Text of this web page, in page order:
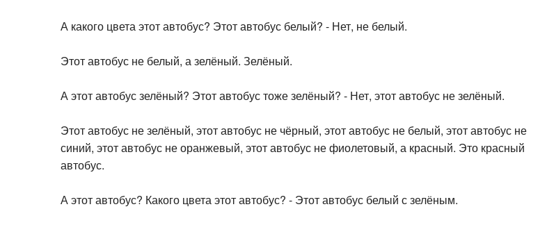
А какого цвета этот автобус? Этот автобус белый? - Нет, не белый.
Этот автобус не белый, а зелёный. Зелёный.
А этот автобус зелёный? Этот автобус тоже зелёный? - Нет, этот автобус не зелёный.
Этот автобус не зелёный, этот автобус не чёрный, этот автобус не белый, этот автобус не
синий, этот автобус не оранжевый, этот автобус не фиолетовый, а красный. Это красный
автобус.
А этот автобус? Какого цвета этот автобус? - Этот автобус белый с зелёным.